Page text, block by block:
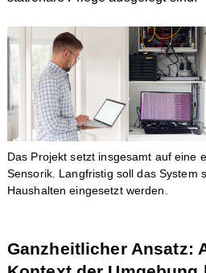
Das Projekt setzt insgesamt auf eine
Sensorik. Langfristig soll das System
Haushalten eingesetzt werden.
Ganzheitlicher Ansatz: